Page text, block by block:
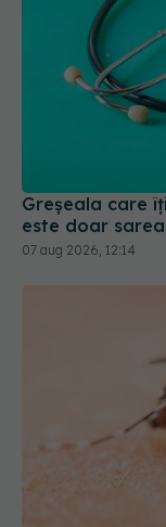
Greșeala care
este doar
Virusul West
ani. Alte două
01 aug 2026, 10:54